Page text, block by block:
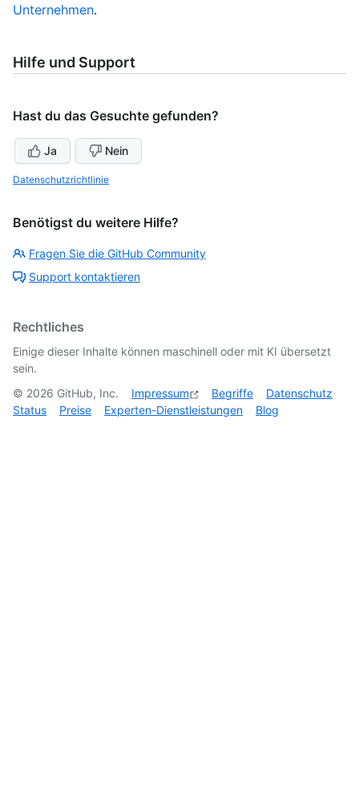
Unternehmen.
Hilfe und Support
Hast du das Gesuchte gefunden?
Ja Nein
Datenschutzrichtlinie
Benötigst du weitere Hilfe?
Fragen Sie die GitHub Community
Support kontaktieren
Rechtliches
Einige dieser Inhalte können maschinell oder mit KI übersetzt
sein.
© 2026 GitHub, Inc. Impressum Begriffe
Datenschutz
Status
Preise Experten-Dienstleistungen Blog